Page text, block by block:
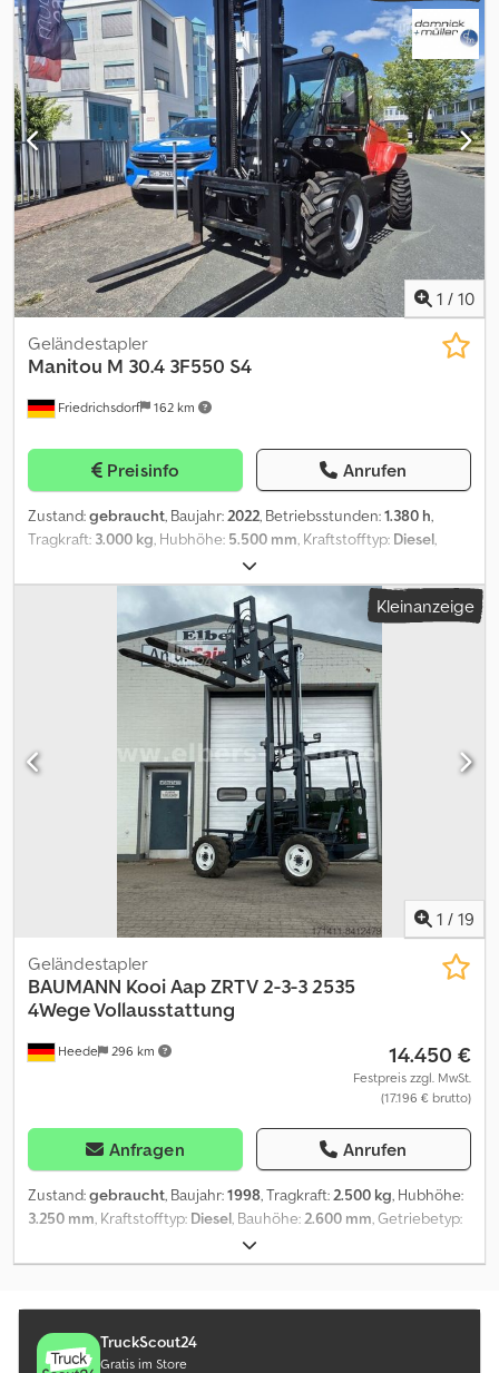
Gesamtlänge:3.755 mm , Farbe:Sonstige
, Anbaugeräte:
Seitenschieber, Sonderausstattung: 3. Ventil, 4. Ventil, Vollkabine,
Vollfreihub, CE Zertifikat, Dodevggigjpfx An Hock
1 / 10
Friedrichsdorf 162 km
Geländestapler
Manitou M 30.4 3F550 S4
Preisinfo Anrufen
Zustand:gebraucht, Baujahr:2022, Betriebsstunden:1.380 h,
Tragkraft: 3.000 kg, Hubhöhe: 5.500 mm, Kraftstofftyp: Diesel,
3.060 mm
Reifenzustand:100 %, Leergewicht:5.600 kg, Gesamtlänge:3.490
Sonstige , Höchstgeschwindigkeit: 20 km/h,
Anbaugeräte: Seitenschieber, Sonderausstattung: 3. Ventil,
Dcsdpfswiix Isx An Hsk
Kleinanzeige
1 / 19
Heede 296 km
Geländestapler
BAUMANN Kooi Aap ZRTV 2-3-3 2535
4Wege Vollausstattung
14.450 €
Festpreis zzgl. MwSt.
(17.196 € brutto)
Anfragen Anrufen
Zustand:gebraucht, Baujahr:1998, Tragkraft:2.500 kg, Hubhöhe:
3.250 mm, Kraftstofftyp: Diesel, Bauhöhe:2.600 mm, Getriebetyp:
Kopfschutz
Interne Nr. 382 Model: Kooi Aap ZRTV2-3-3-2535 4Wege,
3,5m Hubhöhe - 2,70m Bauhöhe - Allrad - Hydraulische Stützbeine
- Hydraulische Lastablagen - Hydraulischer Seitenhub -
Superreach, Schere und Hydraulische Teleskopgabel 1,35m +
TruckScout24
Gratis im Store